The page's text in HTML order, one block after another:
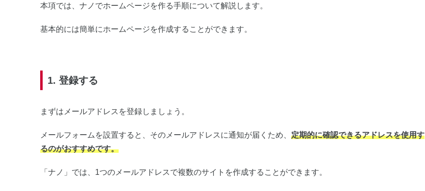
本項では、ナノでホームページを作る手順について解説します。
基本的には簡単にホームページを作成することができます。
1. 登録する
まずはメールアドレスを登録しましょう。
メールフォームを設置すると、そのメールアドレスに通知が届くため、 定期的に確認できるアドレスを使用す
るのがおすすめです。
「ナノ」では、1つのメールアドレスで複数のサイトを作成することができます。